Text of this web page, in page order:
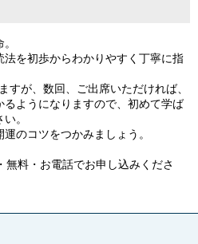
を初歩からわかりやすく丁寧に指
すが、数回、ご出席いただければ、
ようになりますので、初めて学ば
。
のコツをつかみましょう。
料・お電話でお申し込みくださ